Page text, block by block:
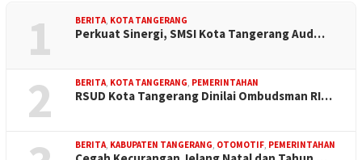
1 BERITA, KOTA TANGERANG
Perkuat Sinergi, SMSI Kota Tangerang Aud…
2 BERITA, KOTA TANGERANG, PEMERINTAHAN
RSUD Kota Tangerang Dinilai Ombudsman RI…
BERITA, KABUPATEN TANGERANG, OTOMOTIF, PEMERINTAHAN